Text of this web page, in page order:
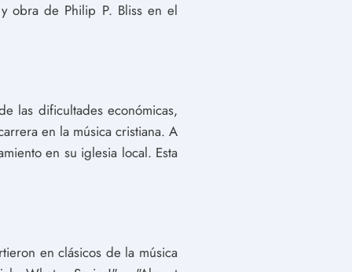
obra de Philip P. Bliss en el
las dificultades económicas,
en la música cristiana. A
en su iglesia local. Esta
en clásicos de la música